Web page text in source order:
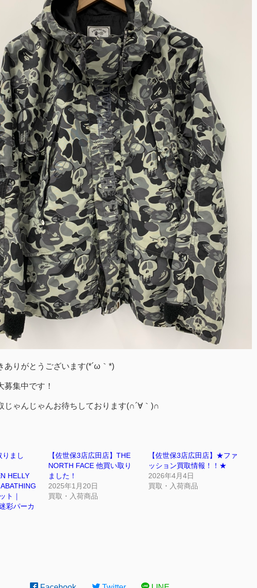
ありがとうございます(*´ω｀*)
募集中です！
じゃんじゃんお待ちしております(∩´∀｀)∩
りまし
HELLY
ト｜
彩パーカ
【佐世保3店広田店】THE
NORTH FACE 他買い取り
ました！
2025年1月20日
買取・入荷商品
【佐世保3店広田店】★ファ
ッション買取情報！！★
2026年4月4日
買取・入荷商品